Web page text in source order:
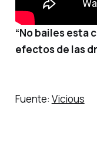
“No bailes esta
efectos de las
Fuente: Vicious